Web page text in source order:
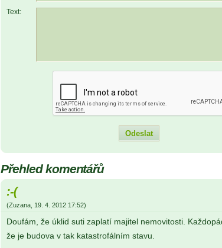
Text:
Přehled komentářů
:-(
(Zuzana 19. 4. 2012 17:52)
Doufám, že úklid suti zaplatí majitel nemovitosti.
že je budova v tak katastrofálním stavu.